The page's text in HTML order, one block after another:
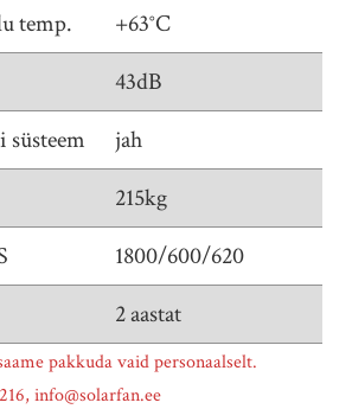
temp.
+63°C
43dB
süsteem
jah
215kg
1800/600/620
2 aastat
pakkuda vaid personaalselt.
info@solarfan.ee